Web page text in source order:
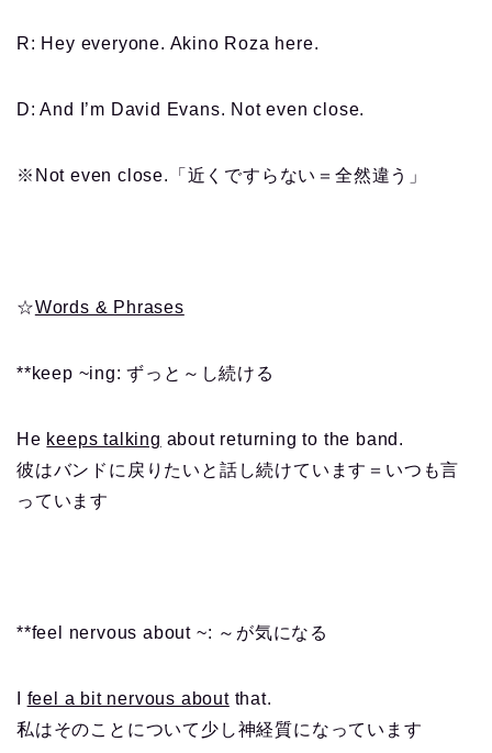
R: Hey everyone. Akino Roza here.
D: And I’m David Evans. Not even close.
※Not even close.「近くですらない＝全然違う」
☆Words & Phrases
**keep ~ing: ずっと～し続ける
He keeps talking about returning to the band.
彼はバンドに戻りたいと話し続けています＝いつも言
っています
**feel nervous about ~: ～が気になる
feel a bit nervous aboutthat.
私はそのことについて少し神経質になっています